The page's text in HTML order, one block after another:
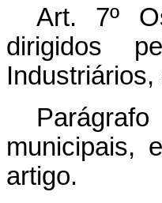
Art. 7º
dirigidos
municipais,
artigo.